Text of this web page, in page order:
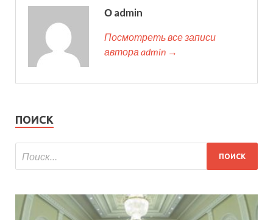
О admin
Посмотреть все записи
автора admin →
ПОИСК